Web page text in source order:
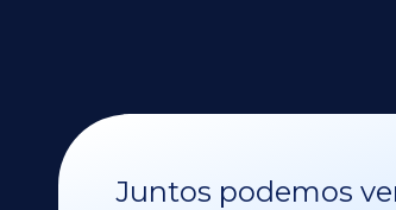
Juntos podemos